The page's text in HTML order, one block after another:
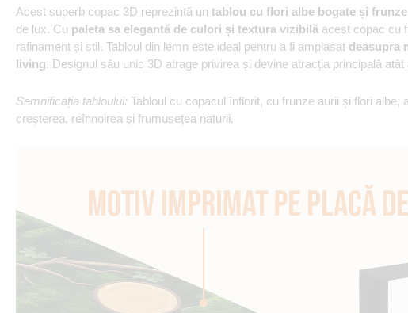
Acest superb copac 3D reprezintă un tablou cu flori albe bogate și
de lux. Cu paleta sa elegantă de culori și textura vizibilă acest copac cu
rafinament și stil. Tabloul din lemn este ideal pentru a fi amplasat deasupra
living. Designul său unic 3D atrage privirea și devine atracția principală
Semnificația tabloului: Tabloul cu copacul înflorit, cu frunze aurii și flori
creșterea, reînnoirea și frumusețea naturii.